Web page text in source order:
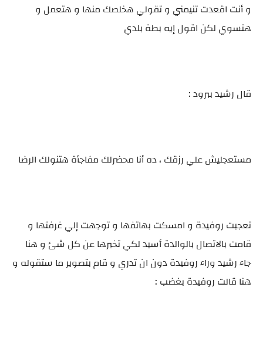
و أنت اقعدت تنيمني و تقولي هخلصك منها و هتعمل و
هتسوي لكن اقول إيه بطة بلدي
قال رشيد ببرود :
مستعجليش علي رزقك ، ده أنا محضرلك مفاجأة هتنولك الرضا
تعجبت روفيدة و امسكت بهاتفها و توجهت إلي غرفتها و
قامت بالاتصال بالوالدة أسيد لكي تخبرها عن كل شئ و هنا
جاء رشيد وراء روفيدة دون ان تدري و قام بتصوير ما ستقوله و
هنا قالت روفيدة بغضب :